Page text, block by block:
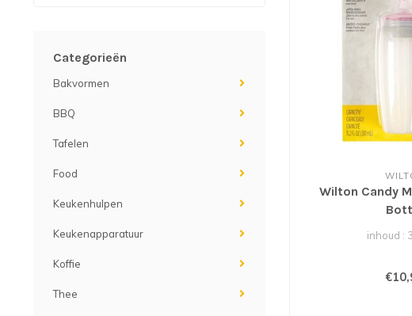
Categorieën
Bakvormen
BBQ
Tafelen
Food
Keukenhulpen
Keukenapparatuur
Koffie
Thee
Wilton Candy
inhoud :